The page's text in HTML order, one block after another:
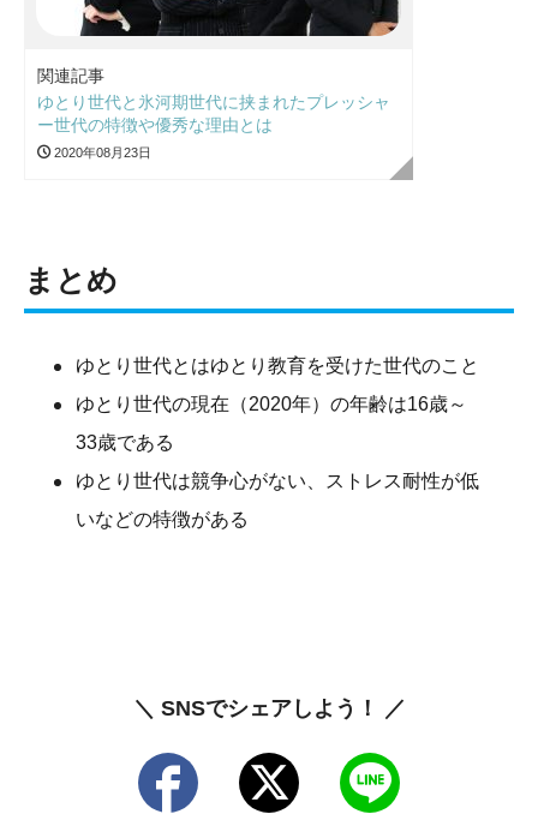
関連記事
ゆとり世代と氷河期世代に挟まれたプレッシャ
ー世代の特徴や優秀な理由とは
2020年08月23日
まとめ
ゆとり世代とはゆとり教育を受けた世代のこと
ゆとり世代の現在（2020年）の年齢は16歳～
33歳である
ゆとり世代は競争心がない、ストレス耐性が低
いなどの特徴がある
＼ SNSでシェアしよう！ ／